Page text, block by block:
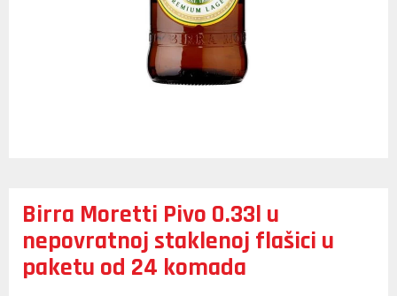
Birra Moretti Pivo 0.33l u
nepovratnoj staklenoj flašici u
paketu od 24 komada